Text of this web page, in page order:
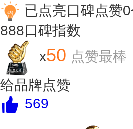
已点亮口碑点赞
888口碑指数
x50 点赞最棒
给品牌点赞
569